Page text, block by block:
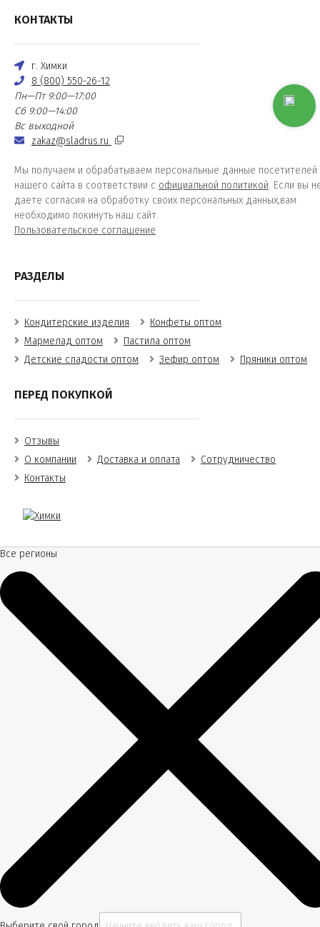
КОНТАКТЫ
г. Химки
8 (800) 550-26-12
Пн—Пт 9:00—17:00
Сб 9:00—14:00
Вс выходной
zakaz@sladrus.ru
Мы получаем и обрабатываем персональные данные посетителей
нашего сайта в соответствии с официальной политикой. Если вы
даете согласия на обработку своих персональных данных,вам
необходимо покинуть наш сайт.
Пользовательское соглашение
РАЗДЕЛЫ
Кондитерские изделия
Конфеты оптом
Мармелад оптом
Пастила оптом
Детские сладости оптом
Зефир оптом Пряники оптом
ПЕРЕД ПОКУПКОЙ
Отзывы
О компании
Доставка и оплата
Сотрудничество
Контакты
Все регионы